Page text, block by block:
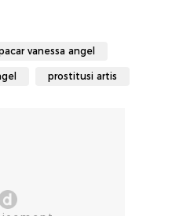
vanessa angel
prostitusi artis